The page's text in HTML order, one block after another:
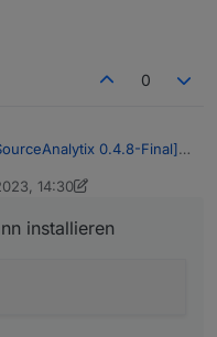
:
0
0.4.8-Final]
14:30
Wunder
installieren